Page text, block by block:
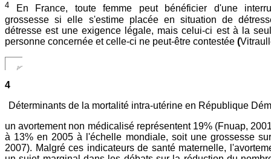
4 En France, toute femme peut bénéficier d'une
grossesse si elle s'estime placée en situation de
détresse est une exigence légale, mais celui-ci est à la
personne concernée et celle-ci ne peut-être contestée (
4
Déterminants de la mortalité intra-utérine en République
un avortement non médicalisé représentent 19% (Fnuap,
à 13% en 2005 à l'échelle mondiale, soit une grossesse
2007). Malgré ces indicateurs de santé maternelle,